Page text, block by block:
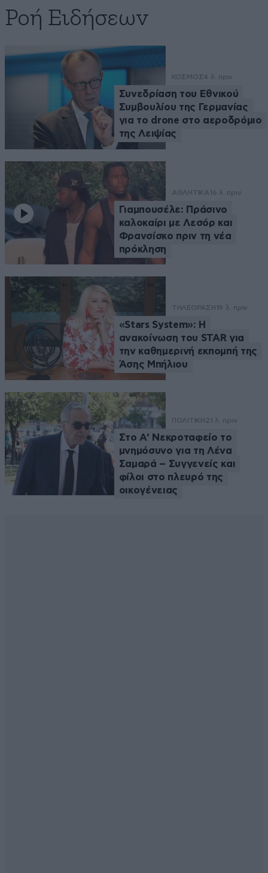
Ροή Ειδήσεων
ΚΟΣΜΟΣ4 λ. πριν
Συνεδρίαση του Εθνικού
Συμβουλίου της Γερμανίας
για το drone στο αεροδρόμιο
της Λειψίας
ΑΘΛΗΤΙΚΑ 16 λ. πριν
Γιαμπουσέλε: Πράσινο
καλοκαίρι με Λεσόρ και
Φρανσίσκο πριν τη νέα
πρόκληση
ΤΗΛΕΟΡΑΣΗ 19 λ. πριν
«Stars System»: Η
ανακοίνωση του STAR για
την καθημερινή εκπομπή της
Άσης Μπήλιου
ΠΟΛΙΤΙΚΗ 21 λ. πριν
Στο Α’ Νεκροταφείο το
μνημόσυνο για τη Λένα
Σαμαρά – Συγγενείς και
φίλοι στο πλευρό της
οικογένειας